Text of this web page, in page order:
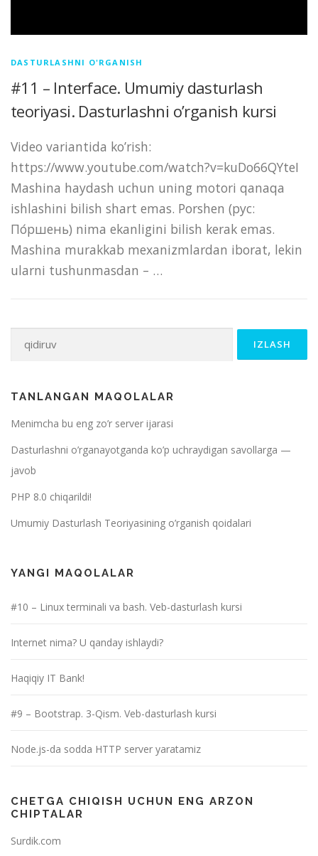
DASTURLASHNI O'RGANISH
#11 – Interface. Umumiy dasturlash
teoriyasi. Dasturlashni o’rganish kursi
Video variantida ko’rish:
https://www.youtube.com/watch?v=kuDo66QYteI
Mashina haydash uchun uning motori qanaqa
ishlashini bilish shart emas. Porshen (рус:
По́ршень) nima ekanligini bilish kerak emas.
Mashina murakkab mexanizmlardan iborat, lekin
ularni tushunmasdan – …
Qidirshish:
TANLANGAN MAQOLALAR
Menimcha bu eng zo’r server ijarasi
Dasturlashni o’rganayotganda ko’p uchraydigan savollarga —
javob
PHP 8.0 chiqarildi!
Umumiy Dasturlash Teoriyasining o’rganish qoidalari
YANGI MAQOLALAR
#10 – Linux terminali va bash. Veb-dasturlash kursi
Internet nima? U qanday ishlaydi?
Haqiqiy IT Bank!
#9 – Bootstrap. 3-Qism. Veb-dasturlash kursi
Node.js-da sodda HTTP server yaratamiz
CHETGA CHIQISH UCHUN ENG ARZON
CHIPTALAR
Surdik.com